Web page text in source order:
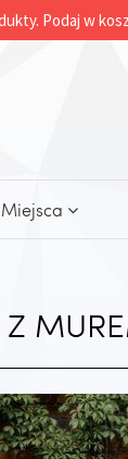
Podaj w
Miejsca
Z